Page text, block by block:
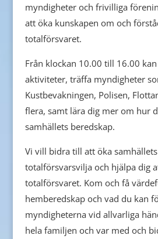
myndigheter och frivilliga
att öka kunskapen om och
totalförsvaret.
Från klockan 10.00 till 16.00
aktiviteter, träffa myndigheter
Kustbevakningen, Polisen,
flera, samt lära dig mer om hur
samhällets beredskap.
Vi vill bidra till att öka samhällets
totalförsvarsvilja och hjälpa dig
totalförsvaret. Kom och få
hemberedskap och vad du kan
myndigheterna vid allvarliga
hela familjen och var med och